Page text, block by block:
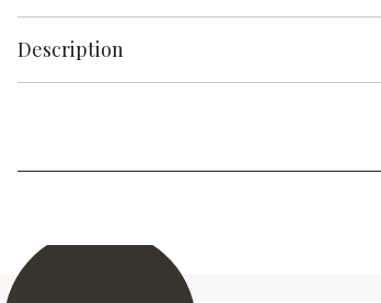
Description